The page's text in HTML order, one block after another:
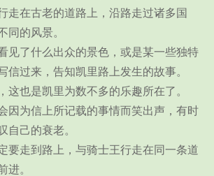
走在古老的道路上，沿路走过诸多国
同的风景。
见了什么出众的景色，或是某一些独特
信过来，告知凯里路上发生的故事。
也是凯里为数不多的乐趣所在了。
因为信上所记载的事情而笑出声，有时
自己的衰老。
要走到路上，与骑士王行走在同一条道
进。